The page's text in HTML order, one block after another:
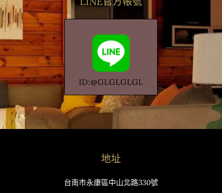
ID:@GLGLGLGL
地址
台南市永康區中山北路330號